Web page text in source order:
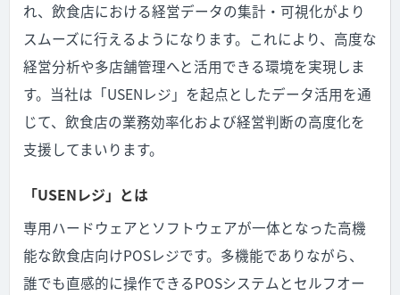
れ、飲食店における経営データの集計・可視化がより
スムーズに行えるようになります。これにより、高度な
経営分析や多店舗管理へと活用できる環境を実現しま
す。当社は「USENレジ」を起点としたデータ活用を通
じて、飲食店の業務効率化および経営判断の高度化を
支援してまいります。
「USENレジ」とは
専用ハードウェアとソフトウェアが一体となった高機
能な飲食店向けPOSレジです。多機能でありながら、
誰でも直感的に操作できるPOSシステムとセルフオー